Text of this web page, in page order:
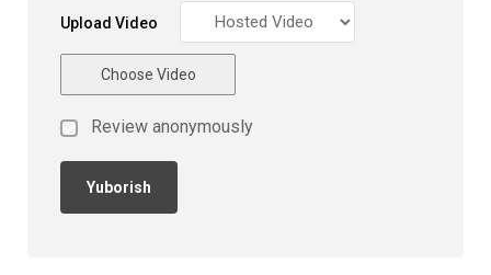
Upload Video
Choose Video
Review anonymously